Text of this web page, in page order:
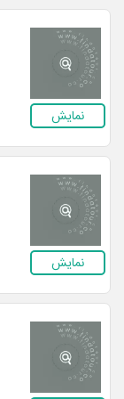
نمایش
نمایش